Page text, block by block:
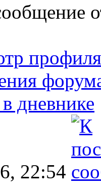
профиля
дневнике
22:54